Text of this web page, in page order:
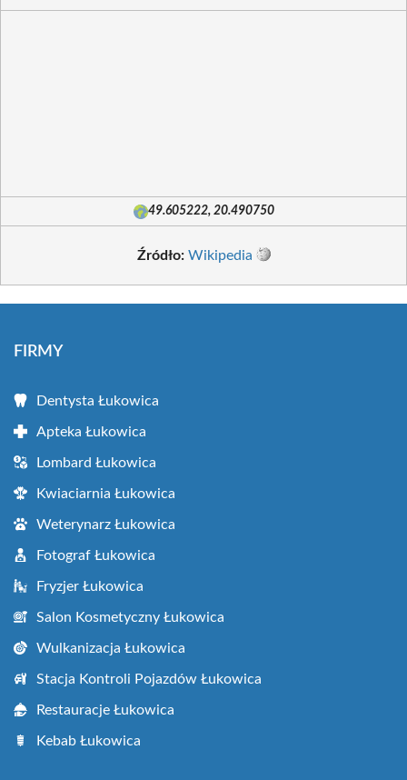
49.605222, 20.490750
Źródło: Wikipedia
FIRMY
Dentysta Łukowica
Apteka Łukowica
Lombard Łukowica
Kwiaciarnia Łukowica
Weterynarz Łukowica
Fotograf Łukowica
Fryzjer Łukowica
Salon Kosmetyczny Łukowica
Wulkanizacja Łukowica
Stacja Kontroli Pojazdów Łukowica
Restauracje Łukowica
Kebab Łukowica